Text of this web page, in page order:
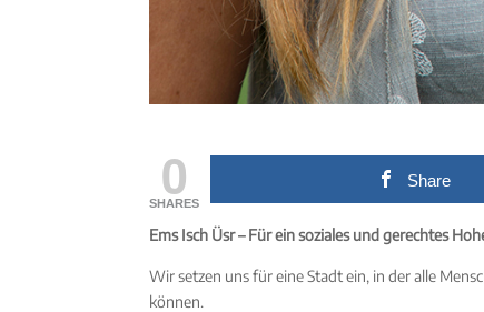
0
SHARES
Share
Ems Isch Üsr – Für ein soziales und gerechtes
Wir setzen uns für eine Stadt ein, in der alle
können.